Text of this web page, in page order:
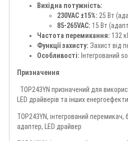
Вихідна потужність:
230VAC ±15%: 25 Вт
85-265VAC: 15 Вт
Частота перемикання: 132
Функції захисту: Захист від
Особливості: Інтегрований
Призначення
TOP243YN призначений для
LED драйверів та інших
TOP243YN, інтегрований
адаптер, LED драйвер